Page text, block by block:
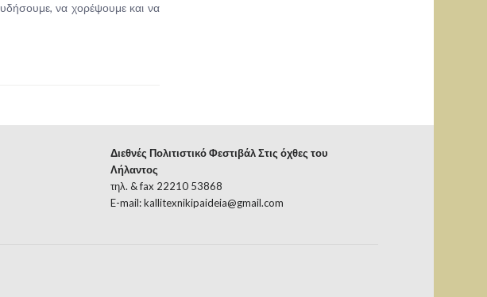
να χορέψουμε και να
Διεθνές Πολιτιστικό Φεστιβάλ Στις όχθες του
Λήλαντος
τηλ. & fax 22210 53868
E-mail:kallitexnikipaideia@gmail.com